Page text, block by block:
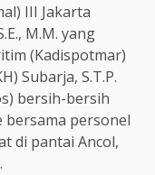
III Jakarta
M.M. yang
(Kadispotmar)
Subarja, S.T.P.
bersih-bersih
bersama personel
di pantai Ancol,